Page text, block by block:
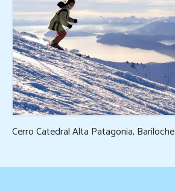
Cerro Catedral Alta Patagonia, Bariloche